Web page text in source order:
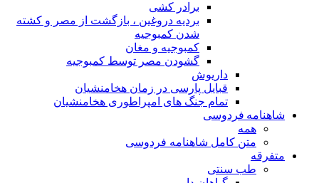
برادر کشی
بردیه دروغین ، بازگشت از مصر و کشته
شدن کمبوجیه
کمبوجیه و مغان
گشودن مصر توسط کمبوجیه
داریوش
قبایل پارسی در زمان هخامنشیان
تمام جنگ های امپراطوری هخامنشیان
شاهنامه فردوسی
همه
متن کامل شاهنامه فردوسی
متفرقه
طب سنتی